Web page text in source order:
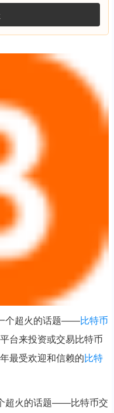
个超火的话题——比特币
台来投资或交易比特币
最受欢迎和信赖的比特
超火的话题——比特币交